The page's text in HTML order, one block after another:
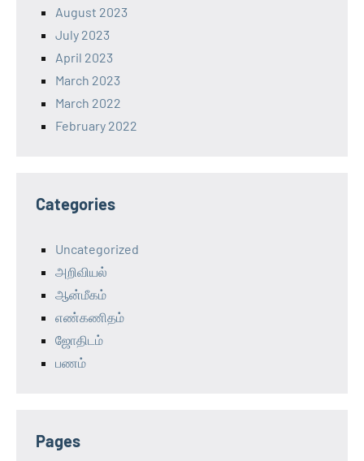
August 2023
July 2023
April 2023
March 2023
March 2022
February 2022
Categories
Uncategorized
அறிவியல்
ஆன்மீகம்
எண்கணிதம்
ஜோதிடம்
பணம்
Pages